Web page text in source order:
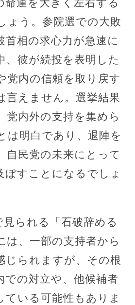
命運を大きく左右する
ょう。参院選での大敗
首相の求心力が急速に
、彼が続投を表明した
党内の信頼を取り戻す
言えません。選挙結果
党内外の支持を集めら
は明白であり、退陣を
自民党の未来にとって
ぼすことになるでしょ
見られる「石破辞める
は、一部の支持者から
じられますが、その根
での対立や、他候補者
ている可能性もありま